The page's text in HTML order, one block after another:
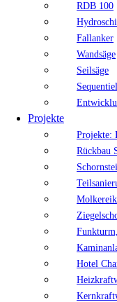
RDB 100
Fallanker
Wandsäge
Seilsäge
Projekte
Projekte:
Rückbau
Hotel